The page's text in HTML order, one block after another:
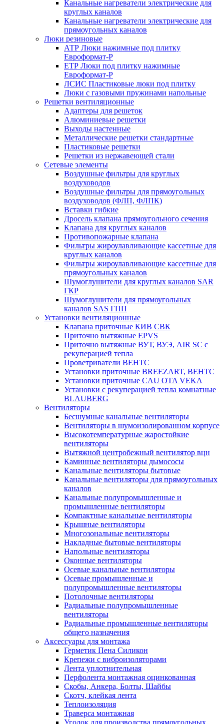
Канальные нагреватели электрические для
круглых каналов
Канальные нагреватели электрические для
прямоугольных каналов
Люки резиновые
АТР Люки нажимные под плитку
Евроформат-Р
ЕТР Люки под плитку нажимные
Евроформат-Р
ЛСИС Пластиковые люки под плитку
Люки с газовыми пружинами напольные
Решетки вентиляционные
Адаптеры для решеток
Алюминиевые решетки
Выходы настенные
Металлические решетки стандартные
Пластиковые решетки
Решетки из нержавеющей стали
Сетевые элементы
Воздушные фильтры для круглых
воздуховодов
Воздушные фильтры для прямоугольных
воздуховодов (ФЛП, ФЛПК)
Вставки гибкие
Дросель клапана прямоугольного сечения
Клапана для круглых каналов
Противопожарные клапана
Фильтры жироулавливающие кассетные для
круглых каналов
Фильтры жироулавливающие кассетные для
прямоугольных каналов
Шумоглушители для круглых каналов SAR
ГКР
Шумоглушители для прямоугольных
каналов SAS ГПП
Установки вентиляционные
Клапана приточные КИВ СВК
Приточно вытяжные EPVS
Приточно вытяжные ВУТ, ВУЭ, AIR SC с
рекуперацией тепла
Проветриватели ВЕНТС
Установки приточные BREEZART, ВЕНТС
Установки приточные CAU OTA VEKA
Установки с рекуперацией тепла комнатные
BLAUBERG
Вентиляторы
Бесшумные канальные вентиляторы
Вентиляторы в шумоизолированном корпусе
Высокотемпературные жаростойкие
вентиляторы
Вытяжной центробежный вентилятор вцн
Каминные вентиляторы дымососы
Канальные вентиляторы бытовые
Канальные вентиляторы для прямоугольных
каналов
Канальные полупромышленные и
промышленные вентиляторы
Компактные канальные вентиляторы
Крышные вентиляторы
Многозональные вентиляторы
Накладные бытовые вентиляторы
Напольные вентиляторы
Оконные вентиляторы
Осевые канальные вентиляторы
Осевые промышленные и
полупромышленные вентиляторы
Потолочные вентиляторы
Радиальные полупромышленные
вентиляторы
Радиальные промышленные вентиляторы
общего назначения
Аксессуары для монтажа
Герметик Пена Силикон
Крепежи с виброизоляторами
Лента уплотнительная
Перфолента монтажная оцинкованная
Скобы, Анкера, Болты, Шайбы
Скотч, клейкая лента
Теплоизоляция
Траверса монтажная
Уголок для производства прямоугольных